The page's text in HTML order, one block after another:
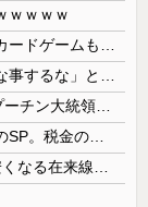
ｗｗｗｗ